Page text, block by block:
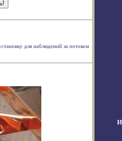
для наблюдений за потоком